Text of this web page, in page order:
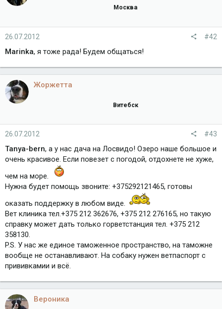
Москва
26.07.2012 #42
Marinka, я тоже рада! Будем общаться!
Жоржетта
Витебск
26.07.2012 #43
Tanya-bern, а у нас дача на Лосвидо! Озеро наше большое и
очень красивое. Если повезет с погодой, отдохнете не хуже,
чем на море.
Нужна будет помощь звоните: +375292121465, готовы
оказать поддержку в любом виде.
Вет клиника тел.+375 212 362676, +375 212 276165, но такую
справку может дать только горветстанция тел. +375 212
358130.
P.S. У нас же единое таможенное пространство, на таможне
вообще не останавливают. На собаку нужен ветпаспорт с
прививкамии и всё.
Вероника